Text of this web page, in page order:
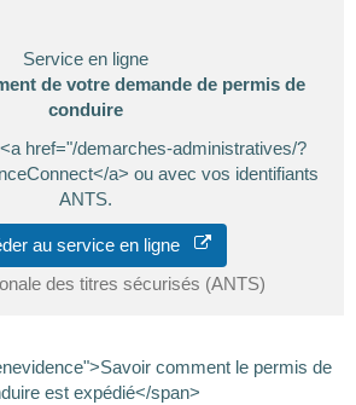
Service en ligne
de votre demande de permis de
conduire
href="/demarches-administratives/?
a> ou avec vos identifiants
ANTS.
au service en ligne
des titres sécurisés (ANTS)
comment le permis de
est expédié</span>